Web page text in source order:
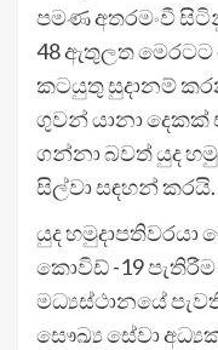
පමණ අතරමංවී
48 ඇතුලත මෙරටට
කටයුතු සුදානම්
ගුවන් යානා දෙකක්
ගන්නා බවත් යුද
සිල්වා සඳහන් කරයි.
යුද හමුදාපතිවරයා
කොවිඩ් -19
මධ්‍යස්ථානයේ
සෞඛ්‍ය සේවා